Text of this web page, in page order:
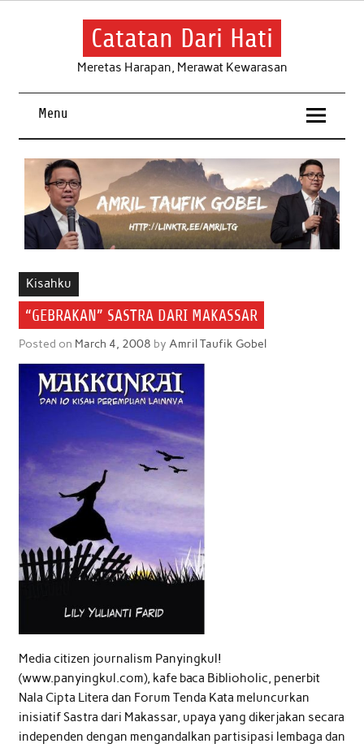
Skip
Catatan Dari Hati
Meretas Harapan, Merawat Kewarasan
Menu
Kisahku
“GEBRAKAN” SASTRA DARI MAKASSAR
Posted on March 4, 2008 by Amril Taufik Gobel
Media citizen journalism Panyingkul!
(www.panyingkul.com), kafe baca Biblioholic, penerbit
Nala Cipta Litera dan Forum Tenda Kata meluncurkan
inisiatif Sastra dari Makassar, upaya yang dikerjakan secara
independen dengan mengandalkan partisipasi lembaga dan